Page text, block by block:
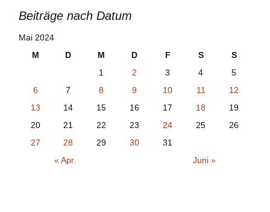
Beiträge nach Datum
Mai 2024
M
D M D F S
S
1
2 3 4
5
6
7 8 9 10 11
12
13
14 15 16 17 18
19
20
21 22 23 24 25
26
27
28 29 30
31
« Apr.
Juni »